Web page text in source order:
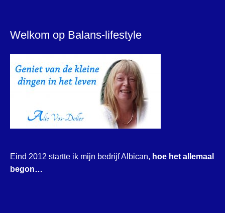
Welkom op Balans-lifestyle
Eind 2012 startte ik mijn bedrijf Albican, hoe het allemaal
begon…